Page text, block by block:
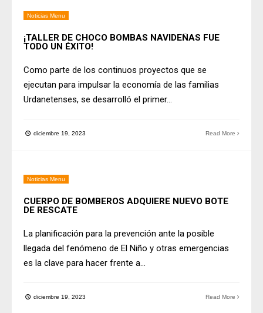
Noticias Menu
¡TALLER DE CHOCO BOMBAS NAVIDEÑAS FUE
TODO UN ÉXITO!
Como parte de los continuos proyectos que se
ejecutan para impulsar la economía de las familias
Urdanetenses, se desarrolló el primer...
diciembre 19, 2023 Read More
Noticias Menu
CUERPO DE BOMBEROS ADQUIERE NUEVO BOTE
DE RESCATE
La planificación para la prevención ante la posible
llegada del fenómeno de El Niño y otras emergencias
es la clave para hacer frente a...
diciembre 19, 2023 Read More